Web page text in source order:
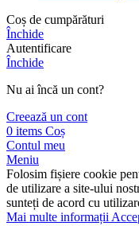
Сoș de cumpărături
Închide
Autentificare
Închide
Nu ai încă un cont?
Creează un cont
0 items Coș
Contul meu
Meniu
Folosim fișiere cookie
de utilizare a site-ului
sunteți de acord cu
Mai multe informații